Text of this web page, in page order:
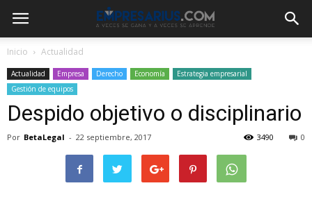
Inicio Actualidad
Actualidad Empresa Derecho Economía
Estrategia empresarial
Gestión de equipos
Despido objetivo o disciplinario
Por BetaLegal - 22 septiembre, 2017 0
3490